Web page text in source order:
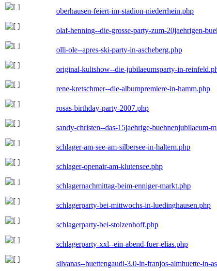
oberhausen-feiert-im-stadion-niederrhein.php
olaf-henning--die-grosse-party-zum-20jaehrigen-
olli-ole--apres-ski-party-in-ascheberg.php
original-kultshow--die-jubilaeumsparty-in-
rene-kretschmer--die-albumpremiere-in-hamm.php
rosas-birthday-party-2007.php
sandy-christen--das-15jaehrige-buehnenjubilaeum-
schlager-am-see-am-silbersee-in-haltern.php
schlager-openair-am-klutensee.php
schlagernachmittag-beim-enniger-markt.php
schlagerparty-bei-mittwochs-in-luedinghausen.php
schlagerparty-bei-stolzenhoff.php
schlagerparty-xxl--ein-abend-fuer-elias.php
silvanas--huettengaudi-3.0-in-franjos-almhuette-in-